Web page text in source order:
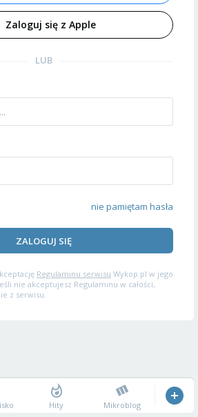
Zaloguj się z Apple
LUB
nie pamiętam hasła
ZALOGUJ SIĘ
Regulaminu serwisu Wykop.pl w jego
nie akceptujesz Regulaminu w całości,
z serwisu.
Hity Mikroblog